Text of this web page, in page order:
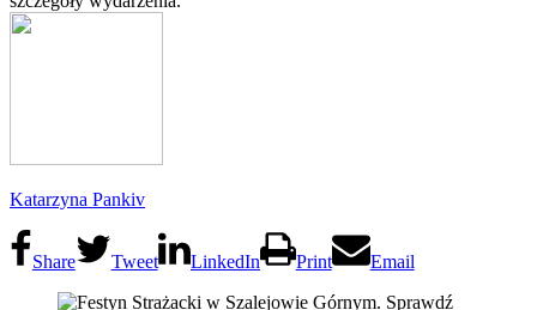
Katarzyna Pankiv
Share Tweet LinkedIn Print Email